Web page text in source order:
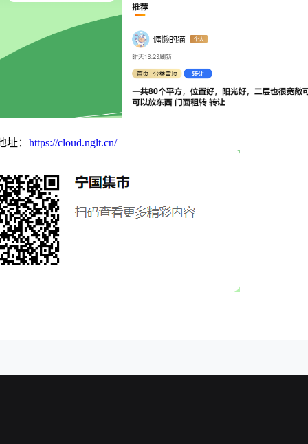
址： https://cloud.nglt.cn/